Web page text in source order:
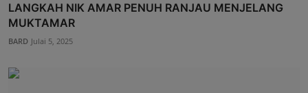
LANGKAH NIK AMAR PENUH RANJAU MENJELANG
MUKTAMAR
BARD Julai 5, 2025